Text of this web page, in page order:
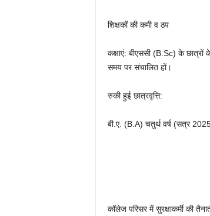
शिक्षकों की कमी व ठप
कक्षाएं: बीएससी (B.Sc) के छात्रों
समय पर संचालित हों।
रुकी हुई छात्रवृत्ति:
बी.ए. (B.A) चतुर्थ वर्ष (सत्र
कॉलेज परिसर में सुरक्षाकर्मी की